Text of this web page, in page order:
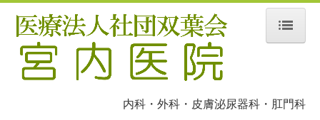
ホーム
内科・外科・皮膚泌尿器科・肛門科